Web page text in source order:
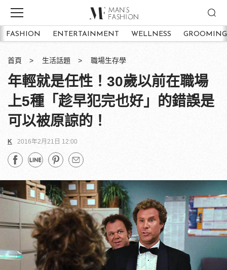
FASHION ENTERTAINMENT WELLNESS GROOMING
首頁 生活話題 職場生存學
年輕就是任性！30歲以前在職場
上5種「趁早犯完也好」的錯誤是
可以被原諒的！
K 2016年2月21日 12:00